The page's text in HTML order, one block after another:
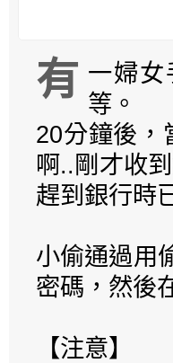
有 一婦
等。
20分鐘後，
啊..剛才收
趕到銀行時
小偷通過用
密碼，然後
【注意】